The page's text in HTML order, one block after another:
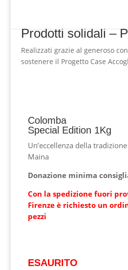
Prodotti solidali –
Realizzati grazie al generoso
sostenere il Progetto Case
Colomba
Special Edition 1Kg
Un’eccellenza della
Maina
Donazione minima
Con la spedizione fuori
Firenze è richiesto un
pezzi
ESAURITO